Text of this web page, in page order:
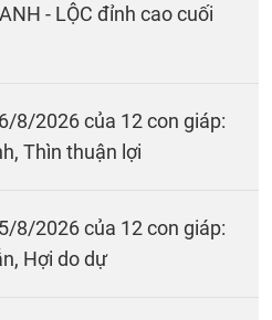
- LỘC đỉnh cao cuối
8/2026 của 12 con giáp:
Thìn thuận lợi
8/2026 của 12 con giáp:
Hợi do dự